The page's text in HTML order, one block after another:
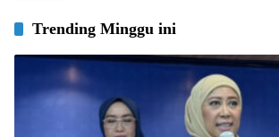
Trending Minggu ini